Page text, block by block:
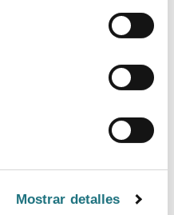
Mostrar detalles
‘Diálogo Médico-
y el avance en los
‘Diálogo Médico-
Farmaindustria